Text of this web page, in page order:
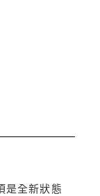
是全新狀態